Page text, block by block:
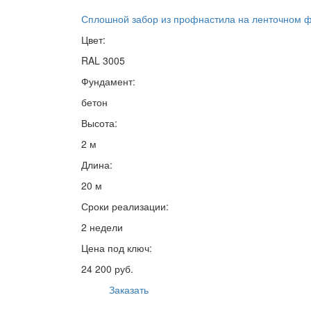
Сплошной забор из профнастила на ленточном
Цвет:
RAL 3005
Фундамент:
бетон
Высота:
2 м
Длина:
20 м
Сроки реализации:
2 недели
Цена под ключ:
24 200 руб.
Заказать